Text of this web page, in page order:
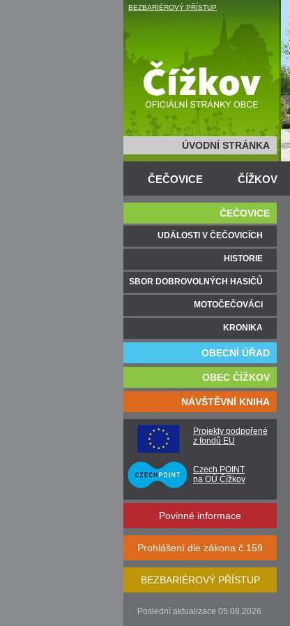
BEZBARIÉROVÝ PŘÍSTUP
ÚVODNÍ STRÁNKA
ČEČOVICE ČÍŽKOV
ČEČOVICE
UDÁLOSTI V ČEČOVICÍCH
HISTORIE
SBOR DOBROVOLNÝCH HASIČŮ
MOTOČEČOVÁCI
KRONIKA
OBECNÍ ÚŘAD
OBEC ČÍŽKOV
NÁVŠTĚVNÍ KNIHA
Projekty podpořené
z fondů EU
Czech POINT
na OÚ Čížkov
Povinné informace
Prohlášení dle zákona č.159
BEZBARIÉROVÝ PŘÍSTUP
Poslední aktualizace 05.08.2026